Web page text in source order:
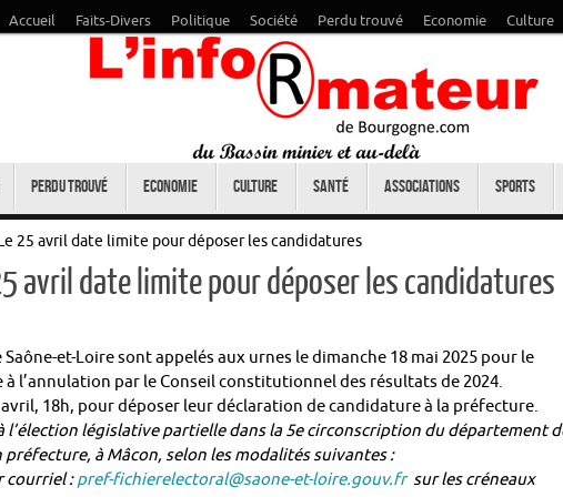
Accueil Faits-Divers Politique Société Perdu trouvé Economie Culture
Perdu trouvé Economie Culture Santé Associations Sports
25 avril date limite pour déposer les candidatures
avril date limite pour déposer les candidatures
et-Loire sont appelés aux urnes le dimanche 18 mai 2025 pour le
l’annulation par le Conseil constitutionnel des résultats de 2024.
18h, pour déposer leur déclaration de candidature à la préfecture.
l’élection législative partielle dans la 5e circonscription du département
préfecture, à Mâcon, selon les modalités suivantes :
courriel :pref-fichierelectoral@saone-et-loire.gouv.frsur les créneaux